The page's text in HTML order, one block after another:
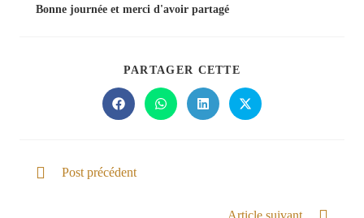
Bonne journée et merci d'avoir partagé
PARTAGER CETTE
Post précédent
Article suivant